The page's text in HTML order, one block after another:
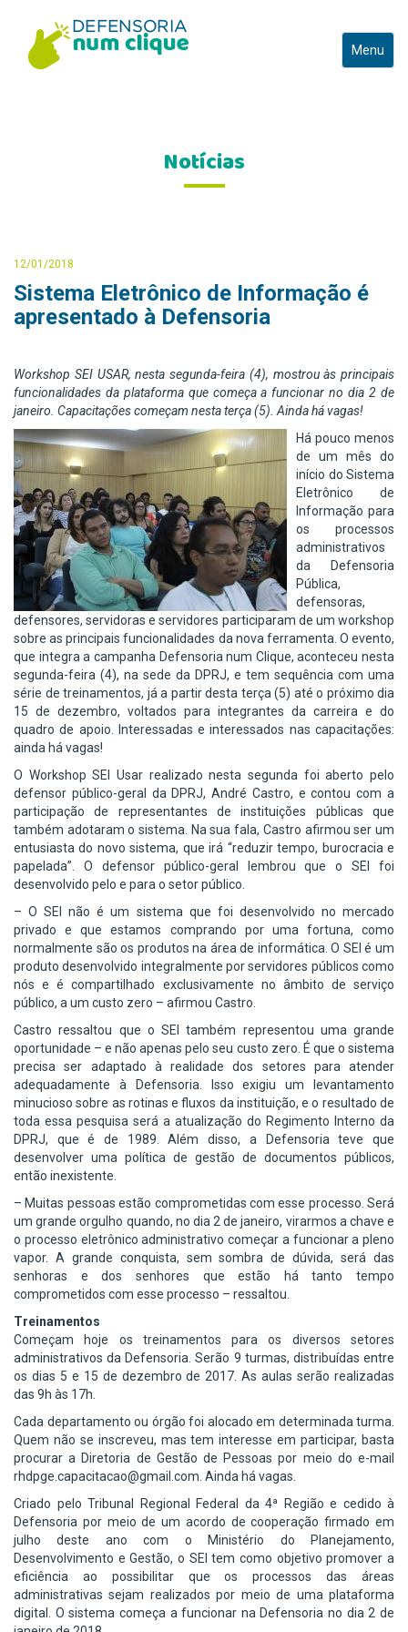
Toggle
Menu
Notícias
12/01/2018
Sistema Eletrônico de Informação é
apresentado à Defensoria
Workshop SEI USAR, nesta segunda-feira (4), mostrou às principais
funcionalidades da plataforma que começa a funcionar no dia 2 de
janeiro. Capacitações começam nesta terça (5). Ainda há vagas!
Há pouco menos
de um mês do
início do Sistema
Eletrônico de
Informação para
os processos
administrativos
da Defensoria
Pública,
defensoras,
defensores, servidoras e servidores participaram de um workshop
sobre as principais funcionalidades da nova ferramenta. O evento,
que integra a campanha Defensoria num Clique, aconteceu nesta
segunda-feira (4), na sede da DPRJ, e tem sequência com uma
série de treinamentos, já a partir desta terça (5) até o próximo dia
15 de dezembro, voltados para integrantes da carreira e do
quadro de apoio. Interessadas e interessados nas capacitações:
ainda há vagas!
O Workshop SEI Usar realizado nesta segunda foi aberto pelo
defensor público-geral da DPRJ, André Castro, e contou com a
participação de representantes de instituições públicas que
também adotaram o sistema. Na sua fala, Castro afirmou ser um
entusiasta do novo sistema, que irá “reduzir tempo, burocracia e
papelada”. O defensor público-geral lembrou que o SEI foi
desenvolvido pelo e para o setor público.
– O SEI não é um sistema que foi desenvolvido no mercado
privado e que estamos comprando por uma fortuna, como
normalmente são os produtos na área de informática. O SEI é um
produto desenvolvido integralmente por servidores públicos como
nós e é compartilhado exclusivamente no âmbito de serviço
público, a um custo zero – afirmou Castro.
Castro ressaltou que o SEI também representou uma grande
oportunidade – e não apenas pelo seu custo zero. É que o sistema
precisa ser adaptado à realidade dos setores para atender
adequadamente à Defensoria. Isso exigiu um levantamento
minucioso sobre as rotinas e fluxos da instituição, e o resultado de
toda essa pesquisa será a atualização do Regimento Interno da
DPRJ, que é de 1989. Além disso, a Defensoria teve que
desenvolver uma política de gestão de documentos públicos,
então inexistente.
– Muitas pessoas estão comprometidas com esse processo. Será
um grande orgulho quando, no dia 2 de janeiro, virarmos a chave e
o processo eletrônico administrativo começar a funcionar a pleno
vapor. A grande conquista, sem sombra de dúvida, será das
senhoras e dos senhores que estão há tanto tempo
comprometidos com esse processo – ressaltou.
Treinamentos
Começam hoje os treinamentos para os diversos setores
administrativos da Defensoria. Serão 9 turmas, distribuídas entre
os dias 5 e 15 de dezembro de 2017. As aulas serão realizadas
das 9h às 17h.
Cada departamento ou órgão foi alocado em determinada turma.
Quem não se inscreveu, mas tem interesse em participar, basta
procurar a Diretoria de Gestão de Pessoas por meio do e-mail
rhdpge.capacitacao@gmail.com. Ainda há vagas.
Criado pelo Tribunal Regional Federal da 4ª Região e cedido à
Defensoria por meio de um acordo de cooperação firmado em
julho deste ano com o Ministério do Planejamento,
Desenvolvimento e Gestão, o SEI tem como objetivo promover a
eficiência ao possibilitar que os processos das áreas
administrativas sejam realizados por meio de uma plataforma
digital. O sistema começa a funcionar na Defensoria no dia 2 de